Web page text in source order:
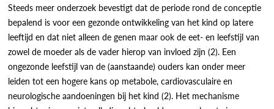
Steeds meer onderzoek bevestigt dat de periode rond de conceptie
bepalend is voor een gezonde ontwikkeling van het kind op latere
leeftijd en dat niet alleen de genen maar ook de eet- en leefstijl van
zowel de moeder als de vader hierop van invloed zijn (2). Een
ongezonde leefstijl van de (aanstaande) ouders kan onder meer
leiden tot een hogere kans op metabole, cardiovasculaire en
neurologische aandoeningen bij het kind (2). Het mechanisme